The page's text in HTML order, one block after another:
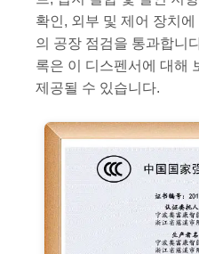
확인, 외부 및 제어 장치
의 공장 점검을 통과합니
록은 이 디스펜서에 대해
제공될 수 있습니다.